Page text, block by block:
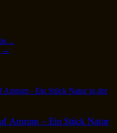
→
Amrum – Ein Stück Natur